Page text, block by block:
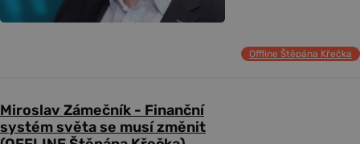
Offline Štěpána Křečka
Miroslav Zámečník - Finanční
systém světa se musí změnit